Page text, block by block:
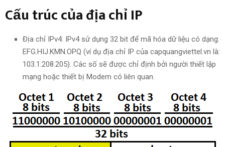
Cấu trúc của địa chỉ IP
Địa chỉ IPv4: IPv4 sử dụng 32 bit để mã hóa dữ liệu có dạng:
EFG.HIJ.KMN.OPQ (ví dụ địa chỉ IP của capquangviettel.vn là:
103.1.208.205). Các số sẽ được chỉ định bởi người thiết lập
mạng hoặc thiết bị Modem có liên quan.